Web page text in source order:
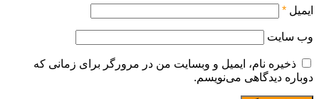
ایمیل *
وب‌ سایت
ذخیره نام، ایمیل و وبسایت من در مرورگر برای زمانی که
دوباره دیدگاهی می‌نویسم.